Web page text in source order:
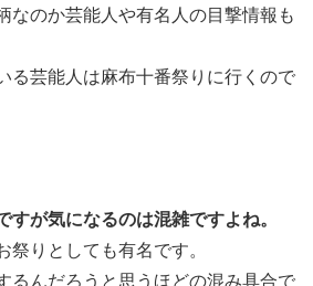
なのか芸能人や有名人の目撃情報も
る芸能人は麻布十番祭りに行くので
すが気になるのは混雑ですよね。
祭りとしても有名です。
るんだろうと思うほどの混み具合で